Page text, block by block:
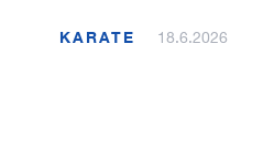
KARATE 18.6.2026